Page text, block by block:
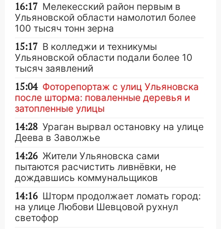
16:17 Мелекесский район первым в
Ульяновской области намолотил более
100 тысяч тонн зерна
15:17 В колледжи и техникумы
Ульяновской области подали более 10
тысяч заявлений
15:04 Фоторепортаж с улиц Ульяновска
после шторма: поваленные деревья и
затопленные улицы
14:28 Ураган вырвал остановку на улице
Деева в Заволжье
14:26 Жители Ульяновска сами
пытаются расчистить ливнёвки, не
дождавшись коммунальщиков
14:16 Шторм продолжает ломать город:
на улице Любови Шевцовой рухнул
светофор